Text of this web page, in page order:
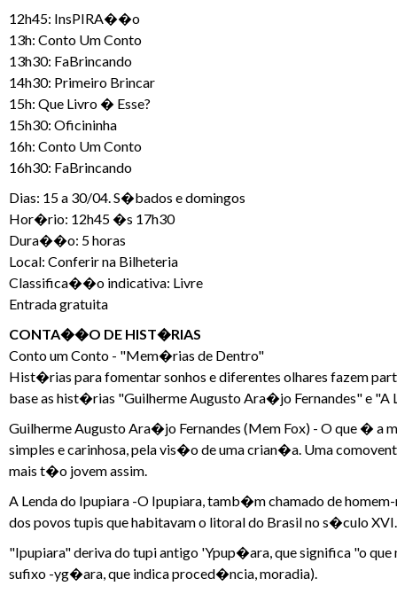
12h45: InsPIRA��o
13h: Conto Um Conto
13h30: FaBrincando
14h30: Primeiro Brincar
15h: Que Livro � Esse?
15h30: Oficininha
16h: Conto Um Conto
16h30: FaBrincando
Dias: 15 a 30/04. S�bados e domingos
Hor�rio: 12h45 �s 17h30
Dura��o: 5 horas
Local: Conferir na Bilheteria
Classifica��o indicativa: Livre
Entrada gratuita
CONTA��O DE HIST�RIAS
Conto um Conto - "Mem�rias de Dentro"
Hist�rias para fomentar sonhos e diferentes olhares fazem
base as hist�rias "Guilherme Augusto Ara�jo Fernandes" e "A
Guilherme Augusto Ara�jo Fernandes (Mem Fox) - O que �
simples e carinhosa, pela vis�o de uma crian�a. Uma
mais t�o jovem assim.
A Lenda do Ipupiara -O Ipupiara, tamb�m chamado de
dos povos tupis que habitavam o litoral do Brasil no s�culo XVI.
"Ipupiara" deriva do tupi antigo 'Ypup�ara, que significa "o
sufixo -yg�ara, que indica proced�ncia, moradia).